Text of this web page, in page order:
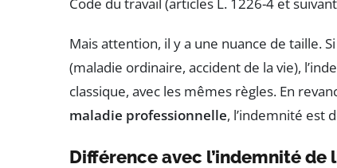
Mais attention, il y a une nuance de taille.
(maladie ordinaire, accident de la vie),
classique, avec les mêmes règles. En
maladie professionnelle, l’indemnité est
Différence avec l’indemnité